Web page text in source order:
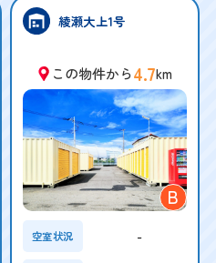
綾瀬大上1号
この物件から4.7km
B
空室状況 -